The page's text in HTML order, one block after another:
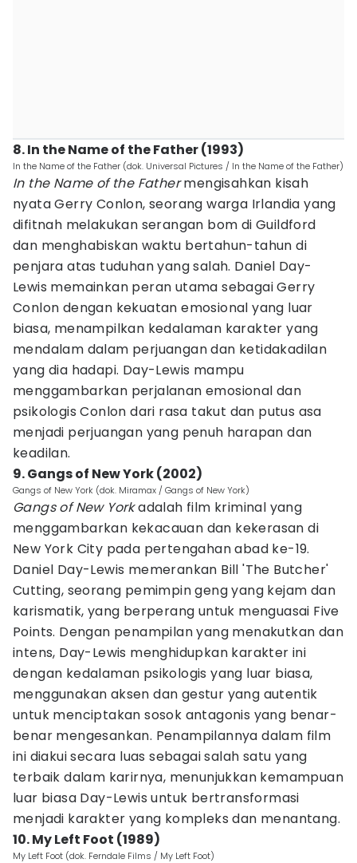
8. In the Name of the Father (1993)
In the Name of the Father (dok. Universal Pictures / In the Name of the Father)
In the Name of the Fathermengisahkan kisah
nyata Gerry Conlon, seorang warga Irlandia yang
difitnah melakukan serangan bom di Guildford
dan menghabiskan waktu bertahun-tahun di
penjara atas tuduhan yang salah. Daniel Day-
Lewis memainkan peran utama sebagai Gerry
Conlon dengan kekuatan emosional yang luar
biasa, menampilkan kedalaman karakter yang
mendalam dalam perjuangan dan ketidakadilan
yang dia hadapi. Day-Lewis mampu
menggambarkan perjalanan emosional dan
psikologis Conlon dari rasa takut dan putus asa
menjadi perjuangan yang penuh harapan dan
keadilan.
9. Gangs of New York (2002)
Gangs of New York (dok. Miramax / Gangs of New York)
Gangs of New Yorkadalah film kriminal yang
menggambarkan kekacauan dan kekerasan di
New York City pada pertengahan abad ke-19.
Daniel Day-Lewis memerankan Bill 'The Butcher'
Cutting, seorang pemimpin geng yang kejam dan
karismatik, yang berperang untuk menguasai Five
Points. Dengan penampilan yang menakutkan dan
intens, Day-Lewis menghidupkan karakter ini
dengan kedalaman psikologis yang luar biasa,
menggunakan aksen dan gestur yang autentik
untuk menciptakan sosok antagonis yang benar-
benar mengesankan. Penampilannya dalam film
ini diakui secara luas sebagai salah satu yang
terbaik dalam karirnya, menunjukkan kemampuan
luar biasa Day-Lewis untuk bertransformasi
menjadi karakter yang kompleks dan menantang.
10. My Left Foot (1989)
My Left Foot (dok. Ferndale Films / My Left Foot)